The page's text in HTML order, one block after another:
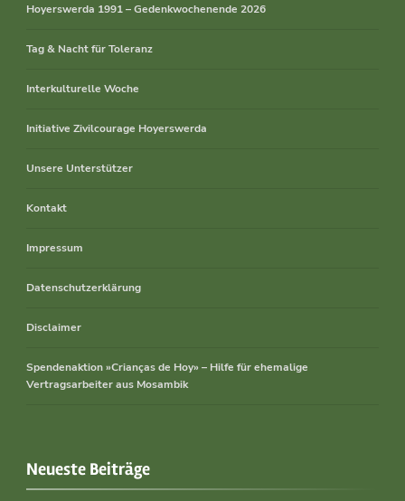
Hoyerswerda 1991 – Gedenkwochenende 2026
Tag & Nacht für Toleranz
Interkulturelle Woche
Initiative Zivilcourage Hoyerswerda
Unsere Unterstützer
Kontakt
Impressum
Datenschutzerklärung
Disclaimer
Spendenaktion »Crianças de Hoy» – Hilfe für ehemalige
Vertragsarbeiter aus Mosambik
Neueste Beiträge